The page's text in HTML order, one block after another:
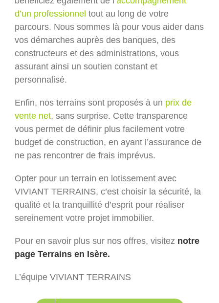
d’un professionnel tout au long de votre
parcours. Nous sommes là pour vous aider dans
vos démarches auprès des banques, des
constructeurs et des administrations, vous
assurant ainsi un soutien constant et
personnalisé.
Enfin, nos terrains sont proposés à un prix de
vente net, sans surprise. Cette transparence
vous permet de définir plus facilement votre
budget de construction, en ayant l’assurance de
ne pas rencontrer de frais imprévus.
Opter pour un terrain en lotissement avec
VIVIANT TERRAINS, c’est choisir la sécurité, la
qualité et la tranquillité d’esprit pour réaliser
sereinement votre projet immobilier.
Pour en savoir plus sur nos offres, visitez notre
page Terrains en Isère.
L’équipe VIVIANT TERRAINS